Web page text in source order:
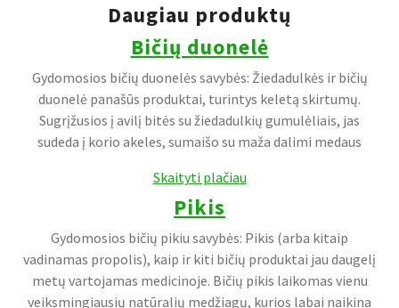
Daugiau produktų
Bičių duonelė
Gydomosios bičių duonelės savybės: Žiedadulkės ir bičių
duonelė panašūs produktai, turintys keletą skirtumų.
Sugrįžusios į avilį bitės su žiedadulkių gumulėliais, jas
sudeda į korio akeles, sumaišo su maža dalimi medaus
Skaityti plačiau
Pikis
Gydomosios bičių pikiu savybės: Pikis (arba kitaip
vadinamas propolis), kaip ir kiti bičių produktai jau daugelį
metų vartojamas medicinoje. Bičių pikis laikomas vienu
veiksmingiausių natūralių medžiagų, kurios labai naikina